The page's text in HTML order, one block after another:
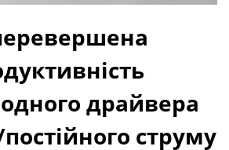
драйвера
струму